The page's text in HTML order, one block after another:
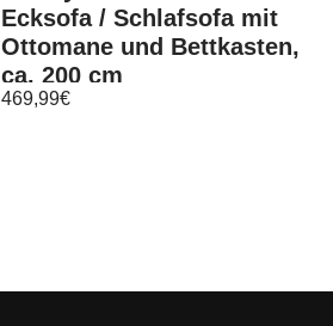
Ecksofa / Schlafsofa mit
Ottomane und Bettkasten,
ca. 200 cm
469,99€